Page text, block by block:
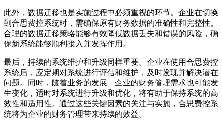
此外，数据迁移也是实施过程中必须重视的环节。企业在切换
到合思费控系统时，需确保原有财务数据的准确性和完整性。
合理的数据迁移策略能够有效降低数据丢失和错误的风险，确
保新系统能够顺利接入并发挥作用。
最后，持续的系统维护和升级同样重要。企业在使用合思费控
系统后，应定期对系统进行评估和维护，及时发现并解决潜在
问题。同时，随着业务的发展，企业的财务管理需求也可能发
生变化，适时对系统进行升级和优化，将有助于保持系统的高
效性和适用性。通过这些关键因素的关注与实施，合思费控系
统将为企业的财务管理带来持续的效益。